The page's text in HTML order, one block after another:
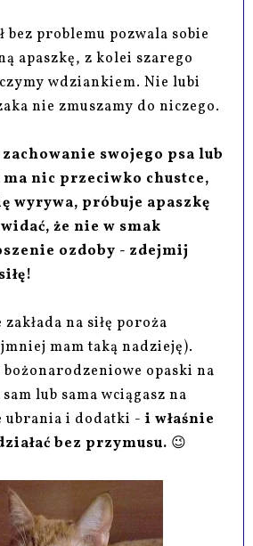
bez problemu pozwala sobie
apaszkę, z kolei szarego
wdziankiem. Nie lubi
nie zmuszamy do niczego.
zachowanie swojego psa lub
nic przeciwko chustce,
wyrywa, próbuje apaszkę
że nie w smak
ozdoby - zdejmij
na siłę poroża
mam taką nadzieję).
opaski na
lub sama wciągasz na
ubrania i dodatki -i właśnie
bez przymusu. 😉